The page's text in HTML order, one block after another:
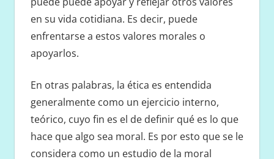
en su vida cotidiana. Es decir, puede
enfrentarse a estos valores morales o
apoyarlos.
En otras palabras, la ética es entendida
generalmente como un ejercicio interno,
teórico, cuyo fin es el de definir qué es lo que
hace que algo sea moral. Es por esto que se le
considera como un estudio de la moral